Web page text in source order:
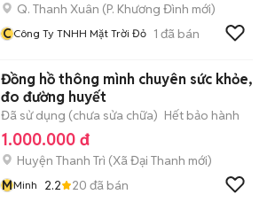
Q. Thanh Xuân (P. Khương Đình mới)
CCông Ty TNHH Mặt Trời Đỏ 1 đã bán
Đồng hồ thông mình chuyên sức khỏe,
đo đường huyết
Đã sử dụng (chưa sửa chữa) Hết bảo hành
1.000.000 đ
Huyện Thanh Trì (Xã Đại Thanh mới)
MMinh 2.2 20 đã bán